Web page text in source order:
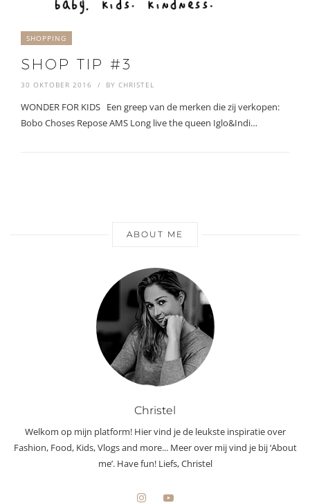
SHOPPING
SHOP TIP #3
30 OKTOBER 2016 BY CHRISTEL
WONDER FOR KIDS Een greep van de merken die zij verkopen:
Bobo Choses Repose AMS Long live the queen Iglo&Indi…
ABOUT ME
Christel
Welkom op mijn platform! Hier vind je de leukste inspiratie over
Fashion, Food, Kids, Vlogs and more... Meer over mij vind je bij ‘About
me’. Have fun! Liefs, Christel